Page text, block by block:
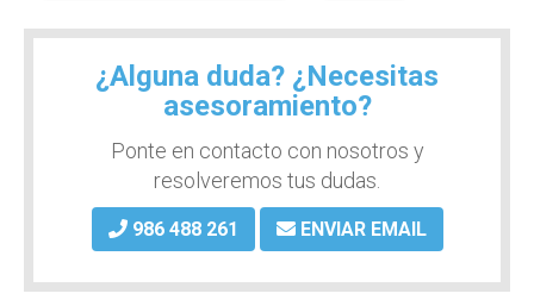
¿Alguna duda? ¿Necesitas
asesoramiento?
Ponte en contacto con nosotros y
resolveremos tus dudas.
986 488 261 ENVIAR EMAIL